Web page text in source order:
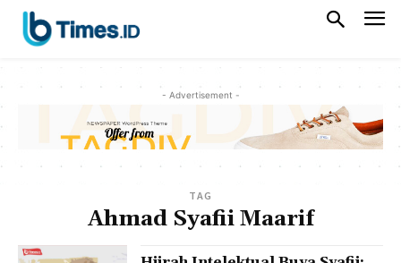
- Advertisement -
TAG
Ahmad Syafii Maarif